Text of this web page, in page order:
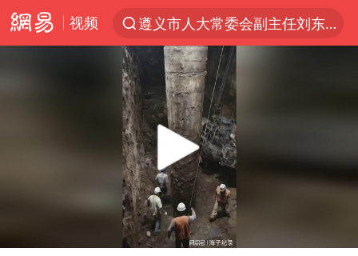
视频
遵义市人大常委会副主任刘东明被查
夜幕落下 运动上场
Meta被判支付5.67亿美元
Play